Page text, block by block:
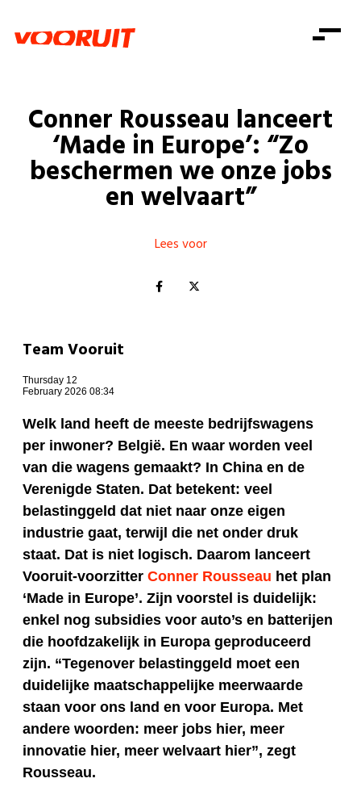
Zorg
Gelijke kansen
Welzijn
Kinderen en jongeren
Onze mensen
Standpunten
Vacatures
Doe mee
Doe mee
Word lid
Shop
Zoeken
Login
Login
Conner Rousseau lanceert
‘Made in Europe’: “Zo
beschermen we onze jobs
en welvaart”
Lees voor
Team Vooruit
Thursday 12
February 2026 08:34
Welk land heeft de meeste bedrijfswagens
per inwoner? België. En waar worden veel
van die wagens gemaakt? In China en de
Verenigde Staten. Dat betekent: veel
belastinggeld dat niet naar onze eigen
industrie gaat, terwijl die net onder druk
staat. Dat is niet logisch. Daarom lanceert
Vooruit-voorzitter Conner Rousseau het plan
‘Made in Europe’. Zijn voorstel is duidelijk:
enkel nog subsidies voor auto’s en batterijen
die hoofdzakelijk in Europa geproduceerd
zijn. “Tegenover belastinggeld moet een
duidelijke maatschappelijke meerwaarde
staan voor ons land en voor Europa. Met
andere woorden: meer jobs hier, meer
innovatie hier, meer welvaart hier”, zegt
Rousseau.